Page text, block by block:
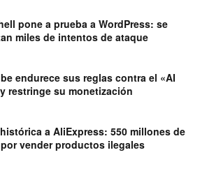
pone a prueba a WordPress: se
miles de intentos de ataque
endurece sus reglas contra el «AI
restringe su monetización
a AliExpress: 550 millones de
vender productos ilegales